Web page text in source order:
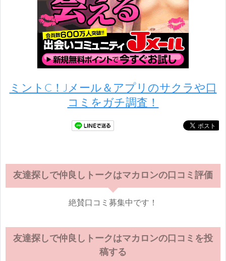
ミントC！Jメール＆アプリのサクラや口
コミをガチ調査！
友達探しで仲良しトークはマカロンの口コミ評価
絶賛口コミ募集中です！
友達探しで仲良しトークはマカロンの口コミを投
稿する